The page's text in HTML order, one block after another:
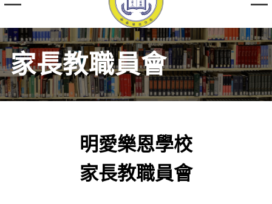
家長教職員會
明愛樂恩學校
家長教職員會